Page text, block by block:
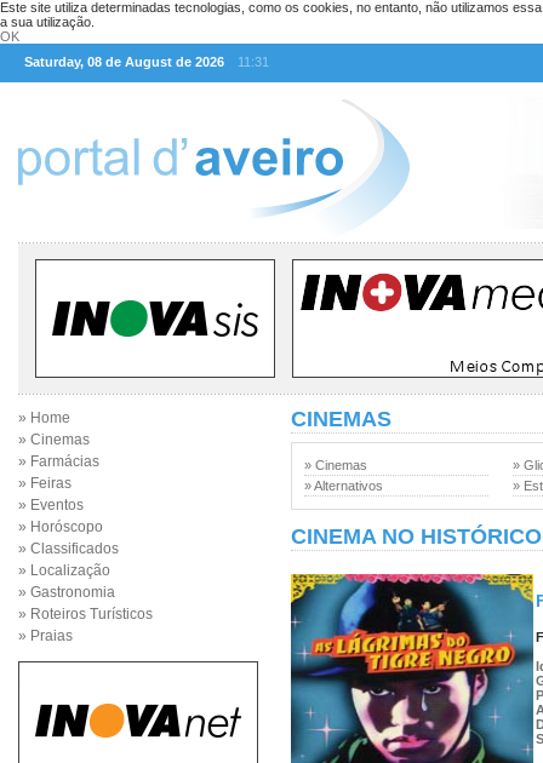
Este site utiliza determinadas tecnologias, como os cookies, no entanto, não utilizamos
a sua utilização.
OK
Saturday, 08 de August de 2026
11:31
» Home
» Cinemas
» Farmácias
» Feiras
» Eventos
» Horóscopo
» Classificados
» Localização
» Gastronomia
» Roteiros Turísticos
» Praias
CINEMAS
» Cinemas
» Alternativos
»
»
CINEMA NO HISTÓRICO